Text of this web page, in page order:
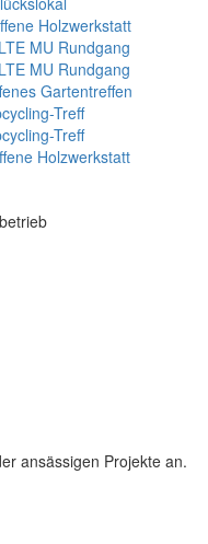
Holzwerkstatt
MU Rundgang
MU Rundgang
Gartentreffen
Treff
Treff
Holzwerkstatt
ansässigen Projekte an.